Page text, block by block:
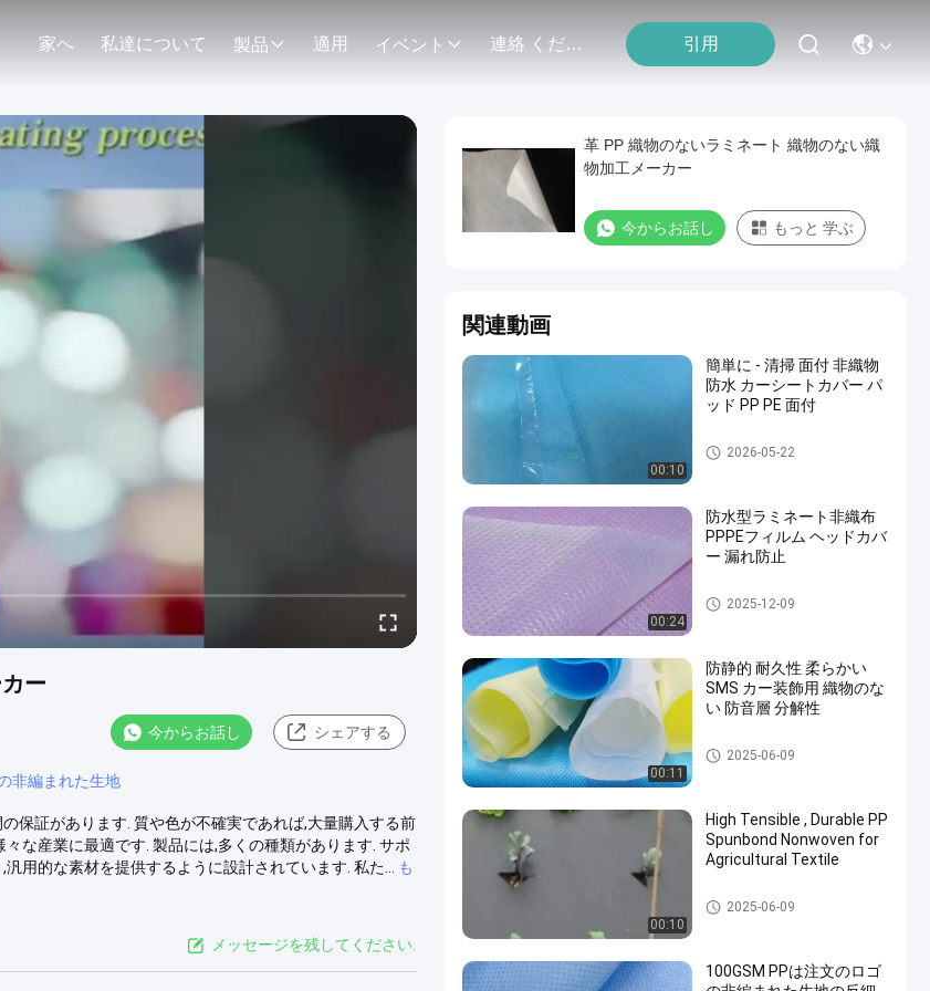
家へ 私達について 製品 適用 イベント 連絡 ください 引用
ー
今からお話し シェアする
非編まれた生地
保証があります. 質や色が不確実であれば,大量購入する前
な産業に最適です. 製品には,多くの種類があります. サポ
用的な素材を提供するように設計されています. 私た...
も
メッセージを残してください.
革 PP 織物のないラミネート 織物のない織
物加工メーカー
今からお話し もっと 学ぶ
関連動画
00:10
簡単に - 清掃 面付 非織物
防水 カーシートカバー パ
ッド PP PE 面付
薄板にされた非編まれた生地
2026-05-22
00:24
防水型ラミネート非織布
PPPEフィルム ヘッドカバ
ー 漏れ防止
薄板にされた非編まれた生地
2025-12-09
00:11
防静的 耐久性 柔らかい
SMS カー装飾用 織物のな
い 防音層 分解性
SMS の非編まれた生地
2025-06-09
00:10
High Tensible , Durable PP
Spunbond Nonwoven for
Agricultural Textile
農業の非編まれた生地
2025-06-09
100GSM PPは注文のロゴ